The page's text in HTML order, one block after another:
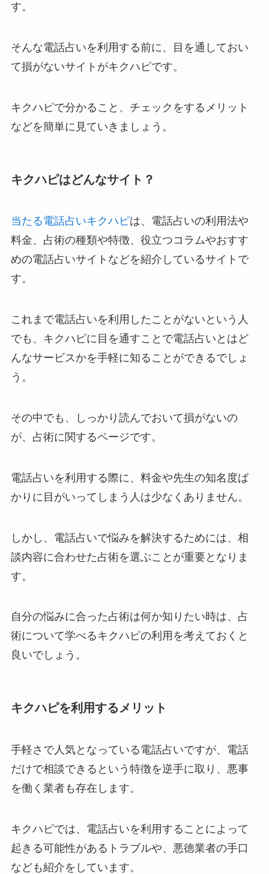
す。
そんな電話占いを利用する前に、目を通しておい
て損がないサイトがキクハピです。
キクハピで分かること、チェックをするメリット
などを簡単に見ていきましょう。
キクハピはどんなサイト？
当たる電話占いキクハピは、電話占いの利用法や
料金、占術の種類や特徴、役立つコラムやおすす
めの電話占いサイトなどを紹介しているサイトで
す。
これまで電話占いを利用したことがないという人
でも、キクハピに目を通すことで電話占いとはど
んなサービスかを手軽に知ることができるでしょ
う。
その中でも、しっかり読んでおいて損がないの
が、占術に関するページです。
電話占いを利用する際に、料金や先生の知名度ば
かりに目がいってしまう人は少なくありません。
しかし、電話占いで悩みを解決するためには、相
談内容に合わせた占術を選ぶことが重要となりま
す。
自分の悩みに合った占術は何か知りたい時は、占
術について学べるキクハピの利用を考えておくと
良いでしょう。
キクハピを利用するメリット
手軽さで人気となっている電話占いですが、電話
だけで相談できるという特徴を逆手に取り、悪事
を働く業者も存在します。
キクハピでは、電話占いを利用することによって
起きる可能性があるトラブルや、悪徳業者の手口
なども紹介をしています。